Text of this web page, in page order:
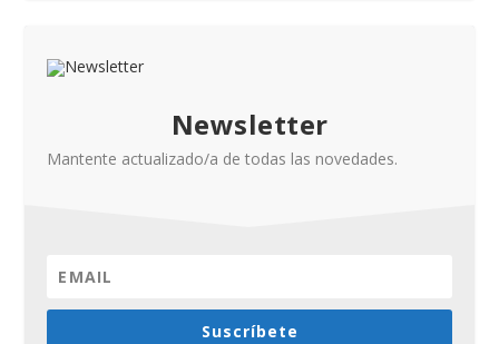
Newsletter
Mantente actualizado/a de todas las novedades.
Suscríbete